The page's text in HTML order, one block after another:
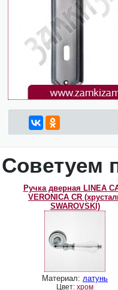
Советуем
Ручка дверная LINEA
VERONICA CR
SWAROVSKI)
Материал: латунь
Цвет: хром